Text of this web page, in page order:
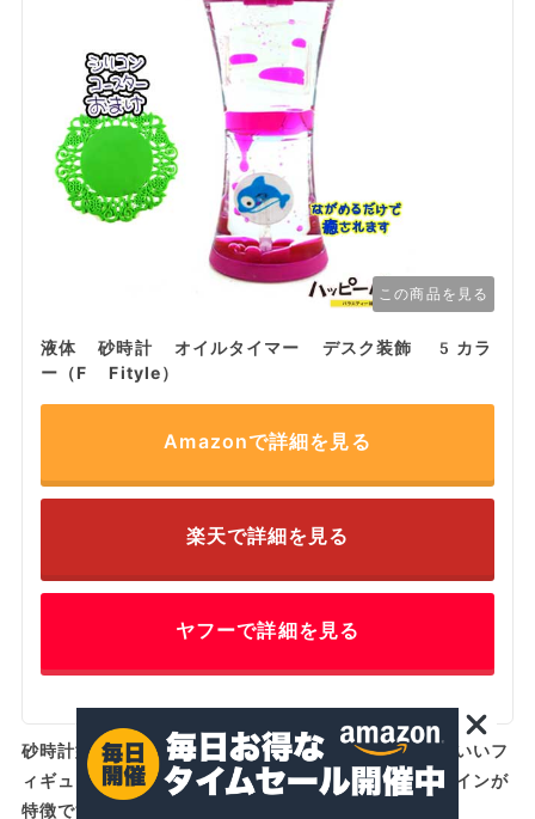
この商品を見る
液体 砂時計 オイルタイマー デスク装飾 5カラ
ー（F Fityle）
Amazonで詳細を見る
楽天で詳細を見る
ヤフーで詳細を見る
砂時計型のボディの中で、ペンギンや白熊などのかわいいフ
ィギュアがゆらゆら浮かぶ、子ども心をくすぐるデザインが
特徴です。